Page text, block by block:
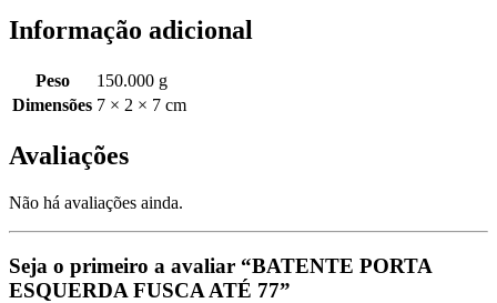
Informação adicional
Peso
150.000 g
Dimensões 7 × 2 × 7 cm
Avaliações
Não há avaliações ainda.
Seja o primeiro a avaliar “BATENTE PORTA
ESQUERDA FUSCA ATÉ 77”